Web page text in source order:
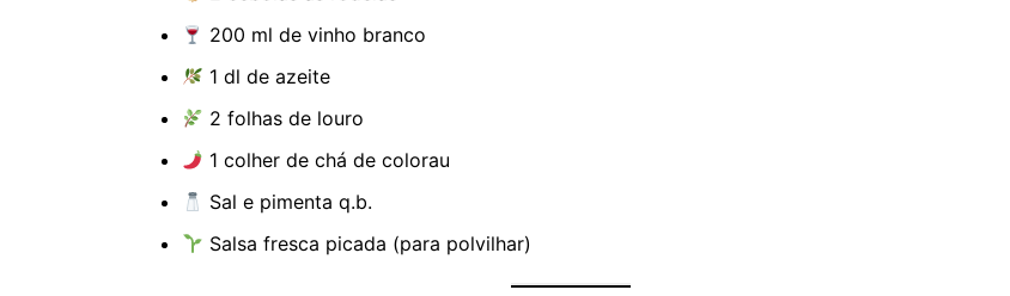
200 ml de vinho branco
1 dl de azeite
2 folhas de louro
1 colher de chá de colorau
Sal e pimenta q.b.
Salsa fresca picada (para polvilhar)